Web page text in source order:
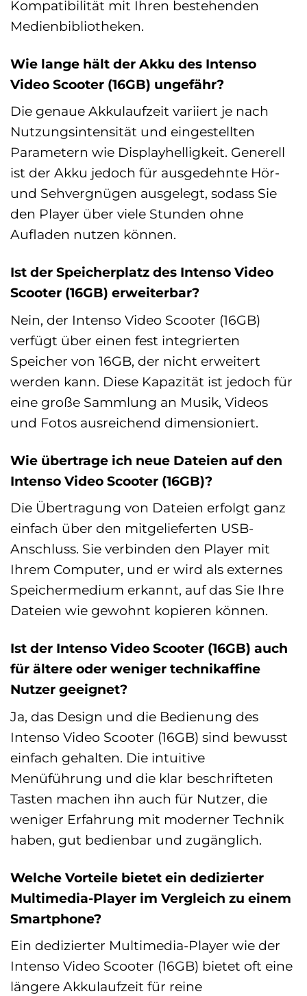
Kompatibilität mit Ihren bestehenden
Medienbibliotheken.
Wie lange hält der Akku des Intenso
Video Scooter (16GB) ungefähr?
Die genaue Akkulaufzeit variiert je nach
Nutzungsintensität und eingestellten
Parametern wie Displayhelligkeit. Generell
ist der Akku jedoch für ausgedehnte Hör-
und Sehvergnügen ausgelegt, sodass Sie
den Player über viele Stunden ohne
Aufladen nutzen können.
Ist der Speicherplatz des Intenso Video
Scooter (16GB) erweiterbar?
Nein, der Intenso Video Scooter (16GB)
verfügt über einen fest integrierten
Speicher von 16GB, der nicht erweitert
werden kann. Diese Kapazität ist jedoch für
eine große Sammlung an Musik, Videos
und Fotos ausreichend dimensioniert.
Wie übertrage ich neue Dateien auf den
Intenso Video Scooter (16GB)?
Die Übertragung von Dateien erfolgt ganz
einfach über den mitgelieferten USB-
Anschluss. Sie verbinden den Player mit
Ihrem Computer, und er wird als externes
Speichermedium erkannt, auf das Sie Ihre
Dateien wie gewohnt kopieren können.
Ist der Intenso Video Scooter (16GB) auch
für ältere oder weniger technikaffine
Nutzer geeignet?
Ja, das Design und die Bedienung des
Intenso Video Scooter (16GB) sind bewusst
einfach gehalten. Die intuitive
Menüführung und die klar beschrifteten
Tasten machen ihn auch für Nutzer, die
weniger Erfahrung mit moderner Technik
haben, gut bedienbar und zugänglich.
Welche Vorteile bietet ein dedizierter
Multimedia-Player im Vergleich zu einem
Smartphone?
Ein dedizierter Multimedia-Player wie der
Intenso Video Scooter (16GB) bietet oft eine
längere Akkulaufzeit für reine